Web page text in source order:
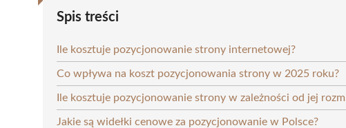
Spis treści
Ile kosztuje pozycjonowanie strony internetowej?
Co wpływa na koszt pozycjonowania strony w 2025 roku?
Ile kosztuje pozycjonowanie strony w zależności od jej
Jakie są widełki cenowe za pozycjonowanie w Polsce?